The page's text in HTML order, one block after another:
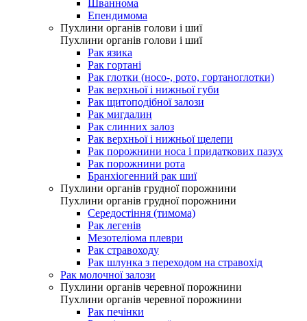
Шваннома
Епендимома
Пухлини органів голови і шиї
Пухлини органів голови і шиї
Рак язика
Рак гортані
Рак глотки (носо-, рото, гортаноглотки)
Рак верхньої і нижньої губи
Рак щитоподібної залози
Рак мигдалин
Рак слинних залоз
Рак верхньої і нижньої щелепи
Рак порожнини носа і придаткових пазух
Рак порожнини рота
Бранхіогенний рак шиї
Пухлини органів грудної порожнини
Пухлини органів грудної порожнини
Середостіння (тимома)
Рак легенів
Мезотеліома плеври
Рак стравоходу
Рак шлунка з переходом на стравохід
Рак молочної залози
Пухлини органів черевної порожнини
Пухлини органів черевної порожнини
Рак печінки